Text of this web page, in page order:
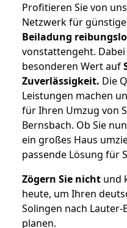
Profitieren Sie von
Netzwerk für
Beiladung
vonstattengeht.
besonderen Wert auf
Zuverlässigkeit. Die
Leistungen machen
für Ihren Umzug von
Bernsbach. Ob Sie
ein großes Haus
passende Lösung für
Zögern Sie nicht und
heute, um Ihren
Solingen nach
planen.